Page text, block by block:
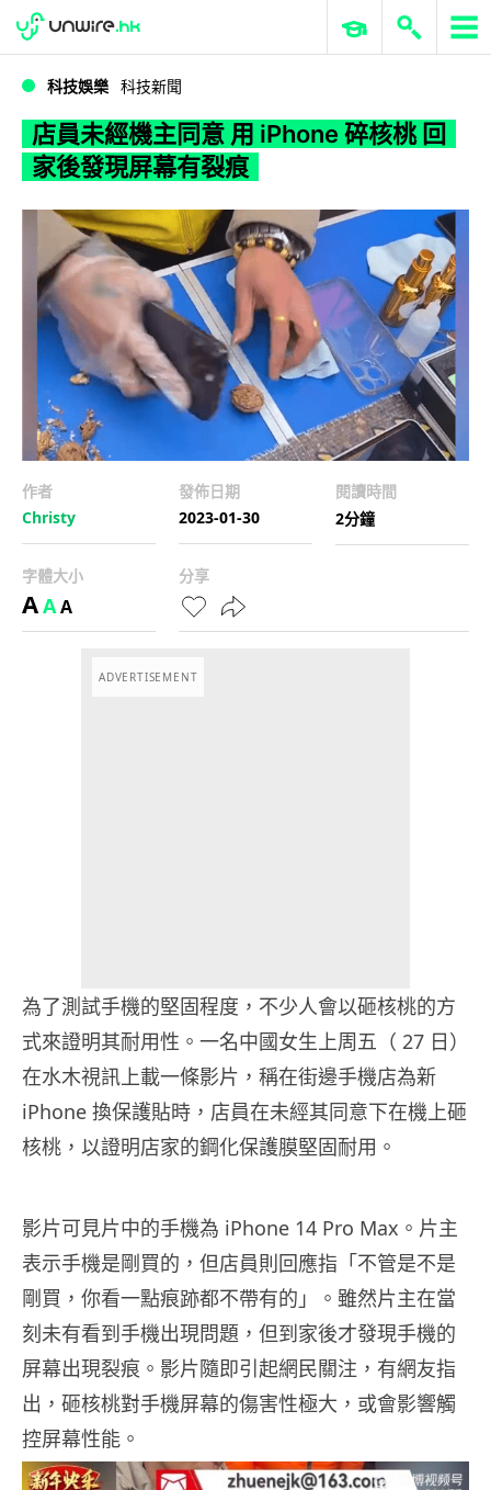
WWDC 2026 ERP 與商業 AI
科技娛樂 科技新聞
店員未經機主同意 用 iPhone 碎核桃 回
家後發現屏幕有裂痕
作者
Christy
發佈日期
2023-01-30
閱讀時間
2分鐘
字體大小
AAA
分享
ADVERTISEMENT
為了測試手機的堅固程度，不少人會以砸核桃的方
式來證明其耐用性。一名中國女生上周五（ 27 日）
在水木視訊上載一條影片，稱在街邊手機店為新
iPhone 換保護貼時，店員在未經其同意下在機上砸
核桃，以證明店家的鋼化保護膜堅固耐用。
影片可見片中的手機為 iPhone 14 Pro Max。片主
表示手機是剛買的，但店員則回應指「不管是不是
剛買，你看一點痕跡都不帶有的」。雖然片主在當
刻未有看到手機出現問題，但到家後才發現手機的
屏幕出現裂痕。影片隨即引起網民關注，有網友指
出，砸核桃對手機屏幕的傷害性極大，或會影響觸
控屏幕性能。